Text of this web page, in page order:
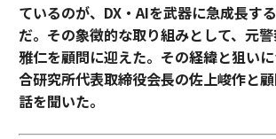
ているのが、DX・AIを武器に急成長す
だ。その象徴的な取り組みとして、元
雅仁を顧問に迎えた。その経緯と狙い
合研究所代表取締役会長の佐上峻作と
話を聞いた。